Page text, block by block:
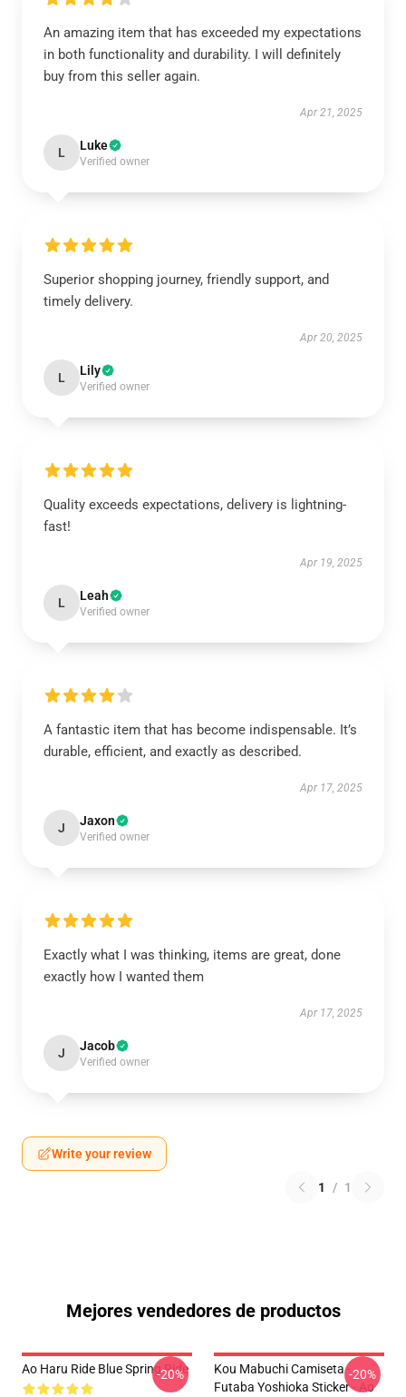
An amazing item that has exceeded my expectations
in both functionality and durability. I will definitely
buy from this seller again.
Apr 21, 2025
L Luke
Verified owner
Superior shopping journey, friendly support, and
timely delivery.
Apr 20, 2025
L Lily
Verified owner
Quality exceeds expectations, delivery is lightning-
fast!
Apr 19, 2025
L Leah
Verified owner
A fantastic item that has become indispensable. It’s
durable, efficient, and exactly as described.
Apr 17, 2025
J Jaxon
Verified owner
Exactly what I was thinking, items are great, done
exactly how I wanted them
Apr 17, 2025
J Jacob
Verified owner
Write your review
1 / 1
Mejores vendedores de productos
Ao Haru Ride Blue Spring Ride
-20%
Kou Mabuchi Camiseta -
Futaba Yoshioka Sticker - Ao
-20%